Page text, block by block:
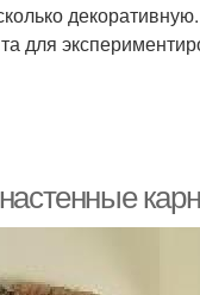
для